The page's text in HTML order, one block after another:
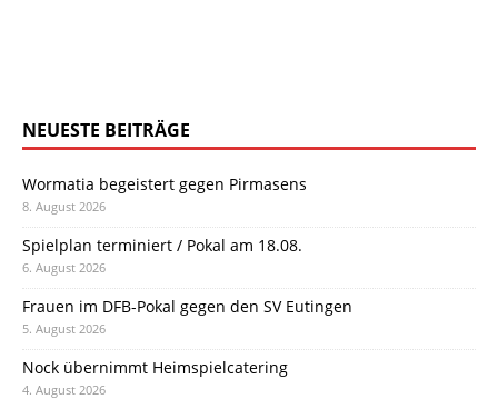
NEUESTE BEITRÄGE
Wormatia begeistert gegen Pirmasens
8. August 2026
Spielplan terminiert / Pokal am 18.08.
6. August 2026
Frauen im DFB-Pokal gegen den SV Eutingen
5. August 2026
Nock übernimmt Heimspielcatering
4. August 2026